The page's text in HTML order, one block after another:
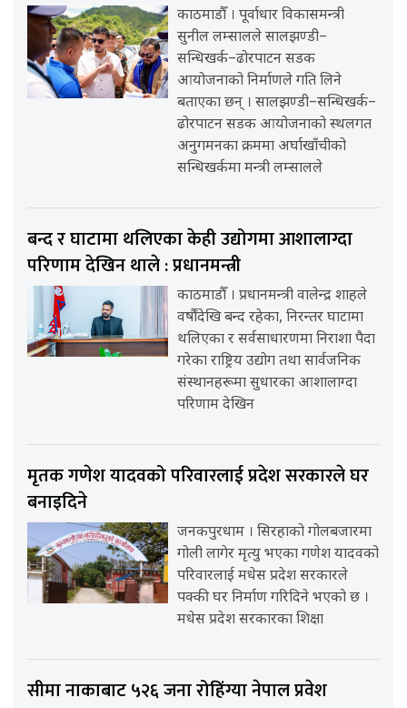
काठमाडौँ । पूर्वाधार विकासमन्त्री
सुनील लम्सालले सालझण्डी–
सन्धिखर्क–ढोरपाटन सडक
आयोजनाको निर्माणले गति लिने
बताएका छन् । सालझण्डी–सन्धिखर्क–
ढोरपाटन सडक आयोजनाको स्थलगत
अनुगमनका क्रममा अर्घाखाँचीको
सन्धिखर्कमा मन्त्री लम्सालले
बन्द र घाटामा थलिएका केही उद्योगमा आशालाग्दा
परिणाम देखिन थाले : प्रधानमन्त्री
काठमाडौँ । प्रधानमन्त्री वालेन्द्र शाहले
वर्षौंदेखि बन्द रहेका, निरन्तर घाटामा
थलिएका र सर्वसाधारणमा निराशा पैदा
गरेका राष्ट्रिय उद्योग तथा सार्वजनिक
संस्थानहरूमा सुधारका आशालाग्दा
परिणाम देखिन
मृतक गणेश यादवको परिवारलाई प्रदेश सरकारले घर
बनाइदिने
जनकपुरधाम । सिरहाको गोलबजारमा
गोली लागेर मृत्यु भएका गणेश यादवको
परिवारलाई मधेस प्रदेश सरकारले
पक्की घर निर्माण गरिदिने भएको छ ।
मधेस प्रदेश सरकारका शिक्षा
सीमा नाकाबाट ५२६ जना रोहिंग्या नेपाल प्रवेश